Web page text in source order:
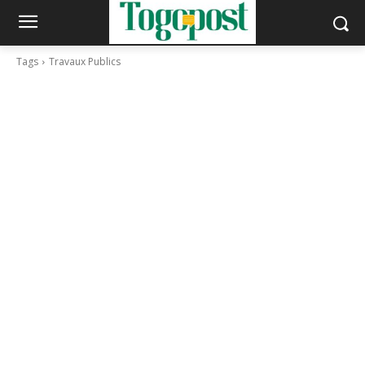
Tags Travaux Publics